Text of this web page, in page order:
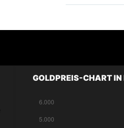
GOLDPREIS-CHART IN